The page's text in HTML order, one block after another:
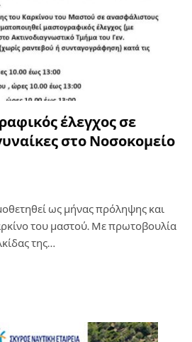
έλεγχος σε
στο Νοσοκομείο
ως μήνας πρόληψης και
του μαστού. Με πρωτοβουλία
της…